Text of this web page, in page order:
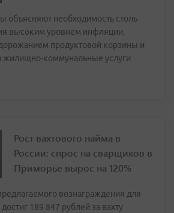
объясняют необходимость столь
высоким уровнем инфляции,
продуктовой корзины и
жилищно-коммунальные услуги
Рост вахтового найма в
России: спрос на сварщиков в
Приморье вырос на 120%
вознаграждения для
189 847 рублей за вахту